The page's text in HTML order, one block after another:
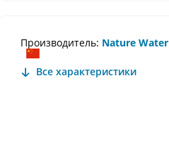
Производитель: Nature Water
Все характеристики